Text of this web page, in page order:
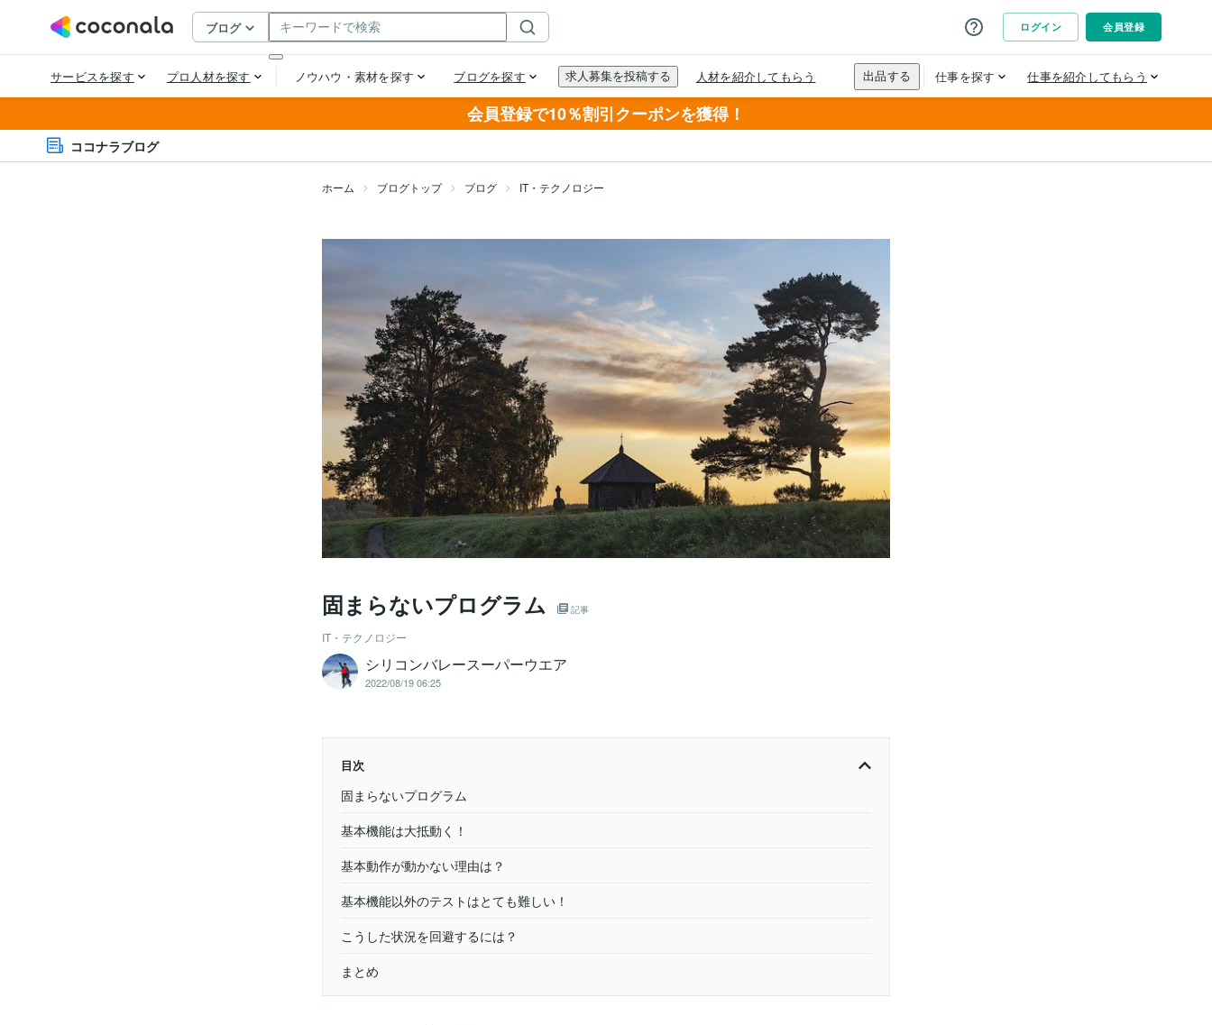
会員登録で10％割引クーポンを獲得！
ココナラブログ
ホーム ブログトップ ブログ IT・テクノロジー
固まらないプログラム 記事
IT・テクノロジー
シリコンバレースーパーウエア
2022/08/19 06:25
目次
固まらないプログラム
基本機能は大抵動く！
基本動作が動かない理由は？
基本機能以外のテストはとても難しい！
こうした状況を回避するには？
まとめ